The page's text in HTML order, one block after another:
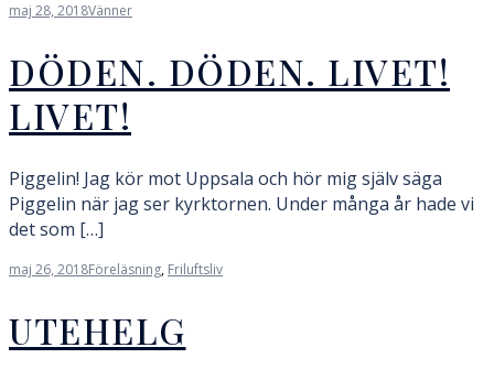
maj 28, 2018Vänner
DÖDEN. DÖDEN. LIVET!
LIVET!
Piggelin! Jag kör mot Uppsala och hör mig själv säga
Piggelin när jag ser kyrktornen. Under många år hade vi
det som […]
maj 26, 2018Föreläsning, Friluftsliv
UTEHELG